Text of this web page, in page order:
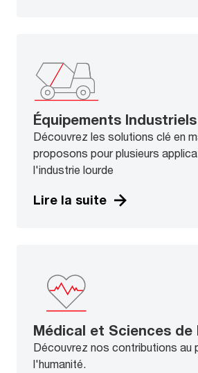
Équipements Industriels
Découvrez les solutions clé en
proposons pour plusieurs
l'industrie lourde
Lire la suite
Médical et Sciences de
Découvrez nos contributions au
l'humanité.